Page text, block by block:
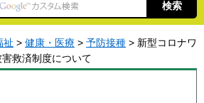
祉 > 健康・医療 > 予防接種 > 新型コロナワ
救済制度について